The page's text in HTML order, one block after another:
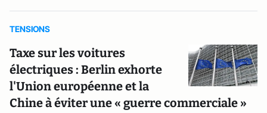
TENSIONS
Taxe sur les voitures
électriques : Berlin exhorte
l'Union européenne et la
Chine à éviter une « guerre commerciale »